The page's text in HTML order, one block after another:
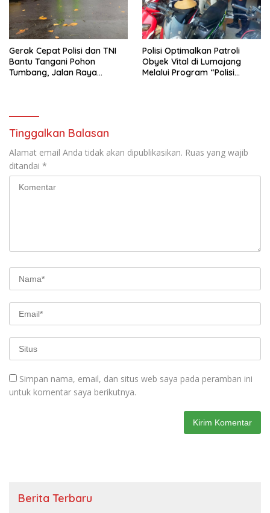
Gerak Cepat Polisi dan TNI
Bantu Tangani Pohon
Tumbang, Jalan Raya
Polisi Optimalkan Patroli
Obyek Vital di Lumajang
Melalui Program “Polisi
Tinggalkan Balasan
Alamat email Anda tidak akan dipublikasikan. Ruas yang wajib
ditandai *
Simpan nama, email, dan situs web saya pada peramban ini
untuk komentar saya berikutnya.
Berita Terbaru